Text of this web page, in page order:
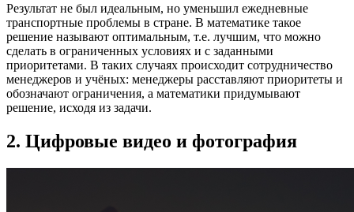
Результат не был идеальным, но уменьшил ежедневные
транспортные проблемы в стране. В математике такое
решение называют оптимальным, т.е. лучшим, что можно
сделать в ограниченных условиях и с заданными
приоритетами. В таких случаях происходит сотрудничество
менеджеров и учёных: менеджеры расставляют приоритеты и
обозначают ограничения, а математики придумывают
решение, исходя из задачи.
2. Цифровые видео и фотография